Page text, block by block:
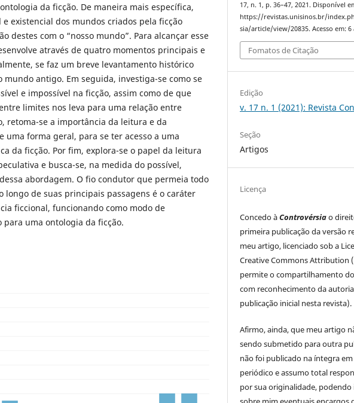
da ficção. De maneira mais específica,
e existencial dos mundos criados pela ficção
destes com o “nosso mundo”. Para alcançar esse
através de quatro momentos principais e
se faz um breve levantamento histórico
mundo antigo. Em seguida, investiga-se como se
e impossível na ficção, assim como de que
limites nos leva para uma relação entre
retoma-se a importância da leitura e da
uma forma geral, para se ter acesso a uma
da ficção. Por fim, explora-se o papel da leitura
e busca-se, na medida do possível,
abordagem. O fio condutor que permeia todo
longo de suas principais passagens é o caráter
ficcional, funcionando como modo de
para uma ontologia da ficção.
17, n. 1, p. 36–47, 2021. Disponível
https://revistas.unisinos.br/
sia/article/view/20835. Acesso em: 6
Fomatos de Citação
Edição
v. 17 n. 1 (2021): Revista
Seção
Artigos
Licença
Concedo àControvérsiao
primeira publicação da versão
meu artigo, licenciado sob a
Creative Commons Attribution
permite o compartilhamento
com reconhecimento da
publicação inicial nesta revista).
Afirmo, ainda, que meu artigo
sendo submetido para outra
não foi publicado na íntegra
periódico e assumo total
por sua originalidade, podendo